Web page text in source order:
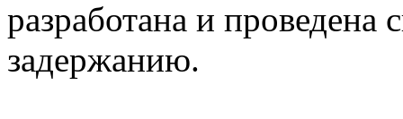
разработана и проведена
задержанию.